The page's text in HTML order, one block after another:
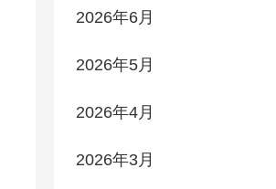
2026年6月
2026年5月
2026年4月
2026年3月